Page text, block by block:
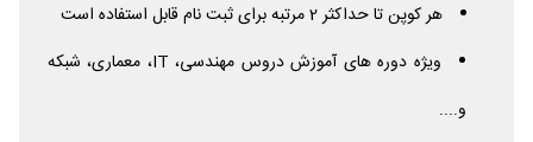
هر کوپن تا حداکثر 2 مرتبه برای ثبت نام قابل استفاده است
ویژه دوره های آموزش دروس مهندسی، IT، معماری، شبکه
و....